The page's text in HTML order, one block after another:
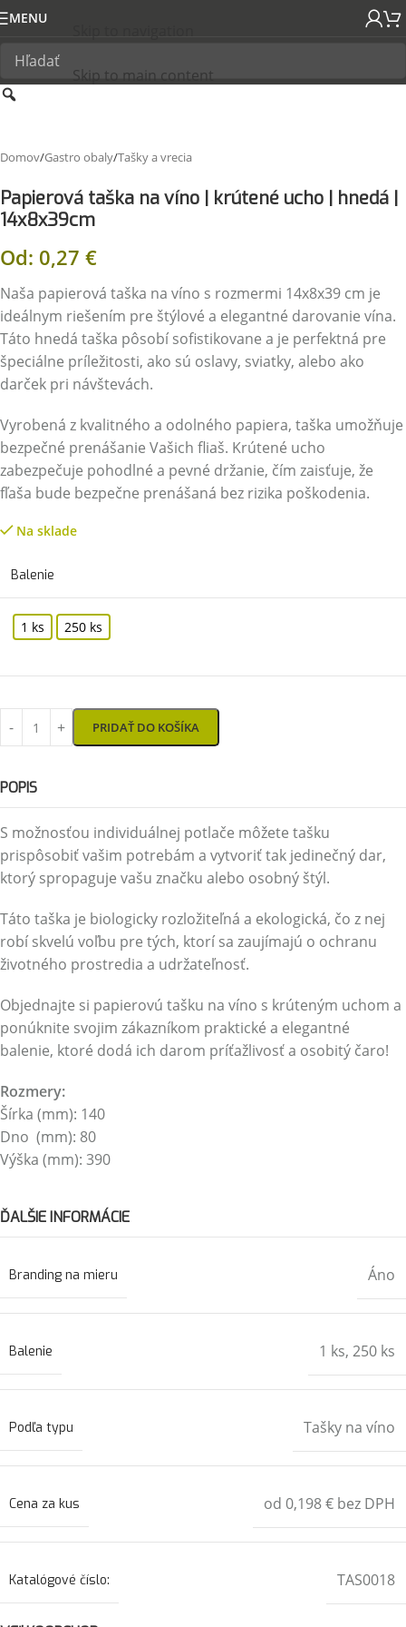
Skip to main content
MENU
Domov/Gastro obaly/Tašky a vrecia
Papierová taška na víno | krútené ucho | hnedá |
14x8x39cm
Od: 0,27 €
Naša papierová taška na víno s rozmermi 14x8x39 cm je
ideálnym riešením pre štýlové a elegantné darovanie vína.
Táto hnedá taška pôsobí sofistikovane a je perfektná pre
špeciálne príležitosti, ako sú oslavy, sviatky, alebo ako
darček pri návštevách.
Vyrobená z kvalitného a odolného papiera, taška umožňuje
bezpečné prenášanie Vašich fliaš. Krútené ucho
zabezpečuje pohodlné a pevné držanie, čím zaisťuje, že
fľaša bude bezpečne prenášaná bez rizika poškodenia.
Na sklade
Balenie
1 ks 250 ks
PRIDAŤ DO KOŠÍKA
POPIS
S možnosťou individuálnej potlače môžete tašku
prispôsobiť vašim potrebám a vytvoriť tak jedinečný dar,
ktorý spropaguje vašu značku alebo osobný štýl.
Táto taška je biologicky rozložiteľná a ekologická, čo z nej
robí skvelú voľbu pre tých, ktorí sa zaujímajú o ochranu
životného prostredia a udržateľnosť.
Objednajte si papierovú tašku na víno s krúteným uchom a
ponúknite svojim zákazníkom praktické a elegantné
balenie, ktoré dodá ich darom príťažlivosť a osobitý čaro!
Rozmery:
Šírka (mm): 140
Dno (mm): 80
Výška (mm): 390
ĎALŠIE INFORMÁCIE
Branding na mieru Áno
Balenie 1 ks, 250 ks
Podľa typu Tašky na víno
Cena za kus od 0,198 € bez DPH
Katalógové číslo: TAS0018